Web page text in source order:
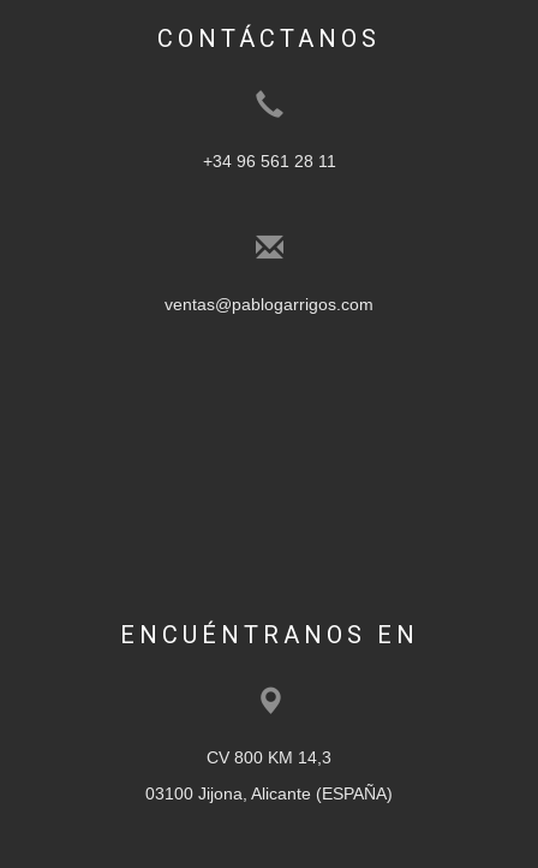
CONTÁCTANOS
+34 96 561 28 11
ventas@pablogarrigos.com
ENCUÉNTRANOS EN
CV 800 KM 14,3
03100 Jijona, Alicante (ESPAÑA)